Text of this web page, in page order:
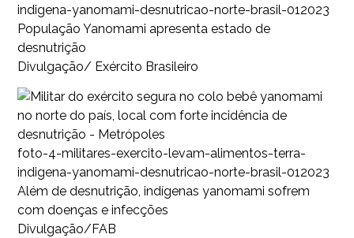
indigena-yanomami-desnutricao-norte-brasil-012023
População Yanomami apresenta estado de
desnutrição
Divulgação/ Exército Brasileiro
foto-4-militares-exercito-levam-alimentos-terra-
indigena-yanomami-desnutricao-norte-brasil-012023
Além de desnutrição, indígenas yanomami sofrem
com doenças e infecções
Divulgação/FAB